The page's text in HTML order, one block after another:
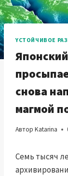
YСТОЙЧИВОЕ
снова
магмой
Автор Katarina
Семь тысяч